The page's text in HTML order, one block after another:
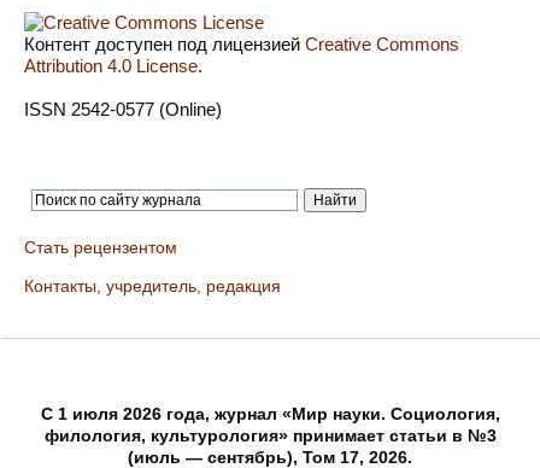
Контент доступен под лицензией Creative Commons
Attribution 4.0 License.
ISSN 2542-0577 (Online)
Стать рецензентом
Контакты, учредитель, редакция
C 1 июля 2026 года, журнал «Мир науки. Социология,
филология, культурология» принимает статьи в №3
(июль — сентябрь), Том 17, 2026.